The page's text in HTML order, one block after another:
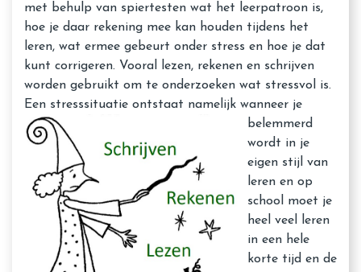
met behulp van spiertesten wat het leerpatroon is,
hoe je daar rekening mee kan houden tijdens het
leren, wat ermee gebeurt onder stress en hoe je dat
kunt corrigeren. Vooral lezen, rekenen en schrijven
worden gebruikt om te onderzoeken wat stressvol is.
Een stresssituatie ontstaat namelijk wanneer je
belemmerd
wordt in je
eigen stijl van
leren en op
school moet je
heel veel leren
in een hele
korte tijd en de